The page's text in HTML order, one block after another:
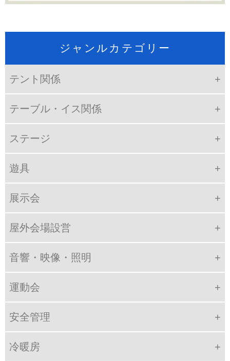
ジャンルカテゴリー
テント関係
テーブル・イス関係
ステージ
遊具
展示会
屋外会場設営
音響・映像・照明
運動会
安全管理
冷暖房